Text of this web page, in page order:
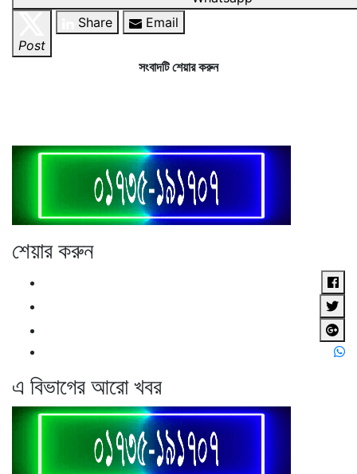
Post
Share Email
সংবাদটি শেয়ার করুন
শেয়ার করুন
এ বিভাগের আরো খবর